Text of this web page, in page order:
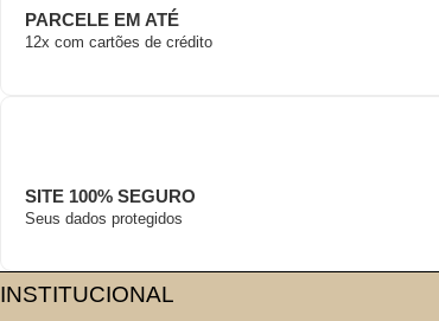
PARCELE EM ATÉ
12x com cartões de crédito
SITE 100% SEGURO
Seus dados protegidos
INSTITUCIONAL